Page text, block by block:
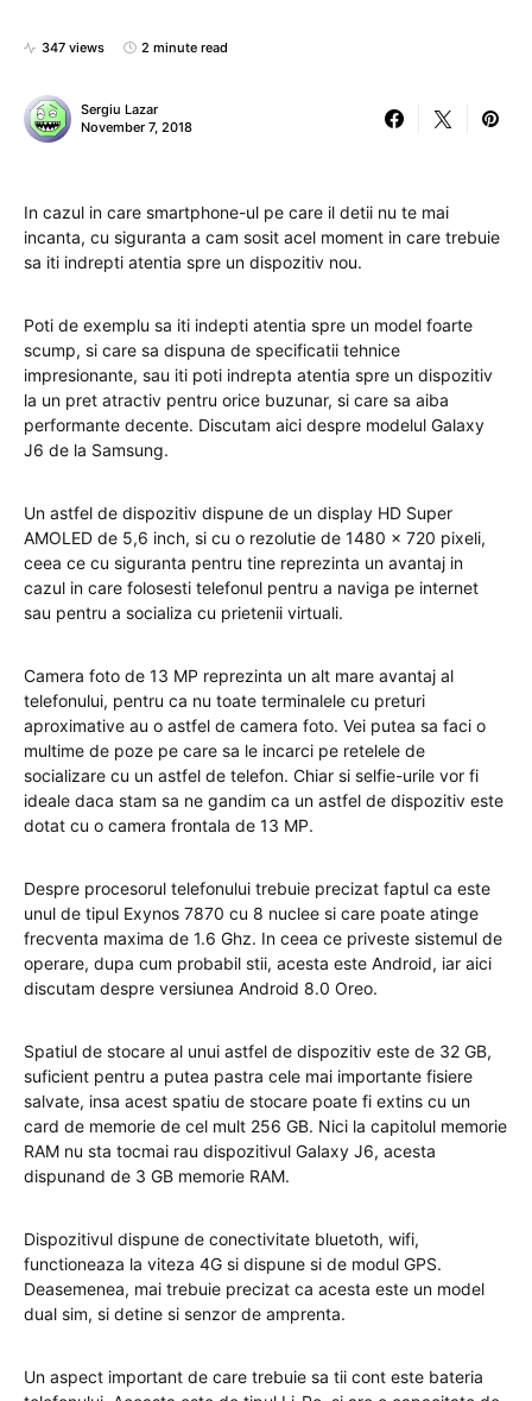
347 views 2 minute read
Sergiu Lazar
November 7, 2018
In cazul in care smartphone-ul pe care il detii nu te mai
incanta, cu siguranta a cam sosit acel moment in care trebuie
sa iti indrepti atentia spre un dispozitiv nou.
Poti de exemplu sa iti indepti atentia spre un model foarte
scump, si care sa dispuna de specificatii tehnice
impresionante, sau iti poti indrepta atentia spre un dispozitiv
la un pret atractiv pentru orice buzunar, si care sa aiba
performante decente. Discutam aici despre modelul Galaxy
J6 de la Samsung.
Un astfel de dispozitiv dispune de un display HD Super
AMOLED de 5,6 inch, si cu o rezolutie de 1480 x 720 pixeli,
ceea ce cu siguranta pentru tine reprezinta un avantaj in
cazul in care folosesti telefonul pentru a naviga pe internet
sau pentru a socializa cu prietenii virtuali.
Camera foto de 13 MP reprezinta un alt mare avantaj al
telefonului, pentru ca nu toate terminalele cu preturi
aproximative au o astfel de camera foto. Vei putea sa faci o
multime de poze pe care sa le incarci pe retelele de
socializare cu un astfel de telefon. Chiar si selfie-urile vor fi
ideale daca stam sa ne gandim ca un astfel de dispozitiv este
dotat cu o camera frontala de 13 MP.
Despre procesorul telefonului trebuie precizat faptul ca este
unul de tipul Exynos 7870 cu 8 nuclee si care poate atinge
frecventa maxima de 1.6 Ghz. In ceea ce priveste sistemul de
operare, dupa cum probabil stii, acesta este Android, iar aici
discutam despre versiunea Android 8.0 Oreo.
Spatiul de stocare al unui astfel de dispozitiv este de 32 GB,
suficient pentru a putea pastra cele mai importante fisiere
salvate, insa acest spatiu de stocare poate fi extins cu un
card de memorie de cel mult 256 GB. Nici la capitolul memorie
RAM nu sta tocmai rau dispozitivul Galaxy J6, acesta
dispunand de 3 GB memorie RAM.
Dispozitivul dispune de conectivitate bluetoth, wifi,
functioneaza la viteza 4G si dispune si de modul GPS.
Deasemenea, mai trebuie precizat ca acesta este un model
dual sim, si detine si senzor de amprenta.
Un aspect important de care trebuie sa tii cont este bateria